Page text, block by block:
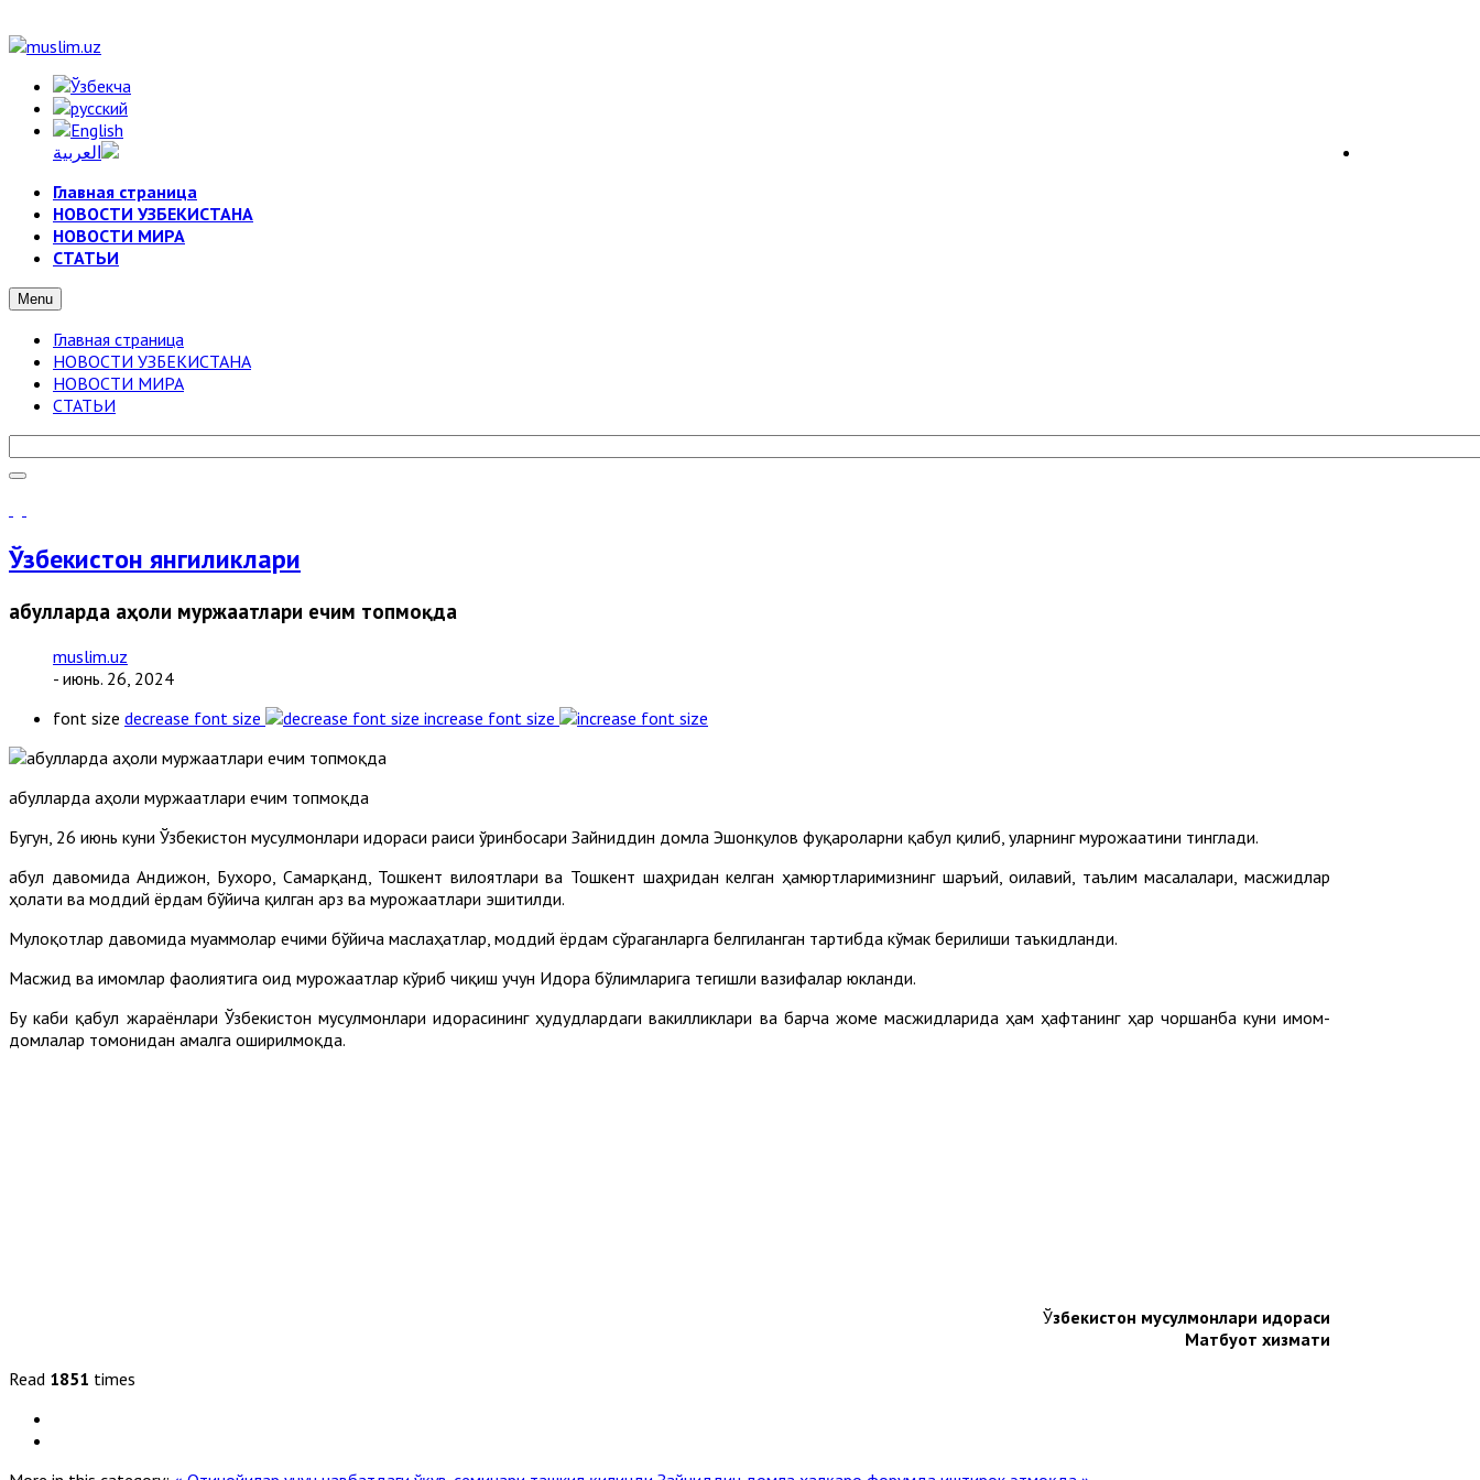
Главная страница
НОВОСТИ УЗБЕКИСТАНА
НОВОСТИ МИРА
СТАТЬИ
Menu
Главная страница
НОВОСТИ УЗБЕКИСТАНА
НОВОСТИ МИРА
СТАТЬИ
Ўзбекистон янгиликлари
Қабулларда аҳоли муржаатлари ечим топмоқда
muslim.uz
- июнь. 26, 2024
font size decrease font size increase font size
Қабулларда аҳоли муржаатлари ечим топмоқда
Бугун, 26 июнь куни Ўзбекистон мусулмонлари идораси раиси ўринбосари Зайниддин домла Эшонқулов фуқароларни қабул қилиб, уларнинг мурожаатини тинглади.
Қабул давомида Андижон, Бухоро, Самарқанд, Тошкент вилоятлари ва Тошкент шаҳридан келган ҳамюртларимизнинг шаръий, оилавий, таълим масалалари, масжидлар
ҳолати ва моддий ёрдам бўйича қилган арз ва мурожаатлари эшитилди.
Мулоқотлар давомида муаммолар ечими бўйича маслаҳатлар, моддий ёрдам сўраганларга белгиланган тартибда кўмак берилиши таъкидланди.
Масжид ва имомлар фаолиятига оид мурожаатлар кўриб чиқиш учун Идора бўлимларига тегишли вазифалар юкланди.
Бу каби қабул жараёнлари Ўзбекистон мусулмонлари идорасининг ҳудудлардаги вакилликлари ва барча жоме масжидларида ҳам ҳафтанинг ҳар чоршанба куни имом-
домлалар томонидан амалга оширилмоқда.
Ўзбекистон мусулмонлари идораси
Матбуот хизмати
Read 1851 times